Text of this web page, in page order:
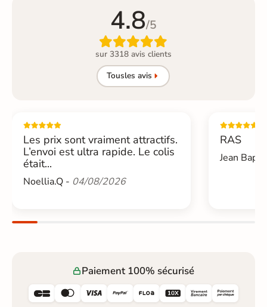
4.8/5

sur 3318 avis clients
Tousles avis
Les prix sont vraiment attractifs.
L’envoi est ultra rapide. Le colis
était...
Noellia.Q - 04/08/2026
RAS
Jean
Paiement 100% sécurisé
     